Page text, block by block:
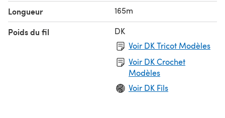
Longueur 165m
Poids du fil
DK
Voir DK Tricot Modèles
Voir DK Crochet
Modèles
Voir DK Fils